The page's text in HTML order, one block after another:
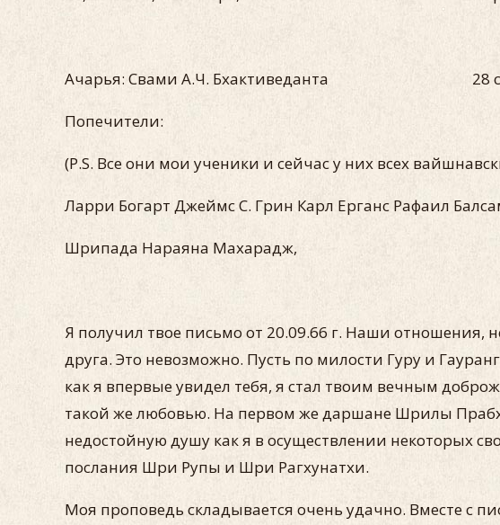
Ачарья: Свами А.Ч. Бхактиведанта 28
Попечители:
(P.S. Все они мои ученики и сейчас у них всех
Ларри Богарт Джеймс С. Грин Карл Ерганс Рафаил
Шрипада Нараяна Махарадж,
Я получил твое письмо от 20.09.66 г. Наши
друга. Это невозможно. Пусть по милости Гу­ру и
как я впервые увидел тебя, я стал твоим вечным
такой же любовью. На первом же даршане Шрилы
недо­стойную душу как я в осуществлении некоторых
послания Шри Рупы и Шри Рагхунатхи.
Моя проповедь складывается очень удачно. Вместе с